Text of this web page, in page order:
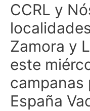
CCRL y
Zamora y
este
campanas
España